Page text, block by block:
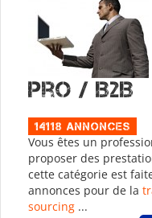
Pro / B2B
14118 Annonces
Vous êtes un
proposer des
cette catégorie est
annonces pour de la
sourcing ...